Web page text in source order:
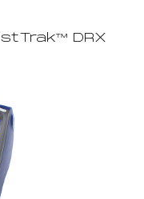
DRX